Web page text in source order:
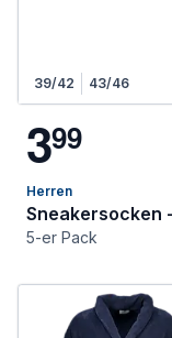
39/42 43/46
399
Herren
Sneakersocken
5-er Pack